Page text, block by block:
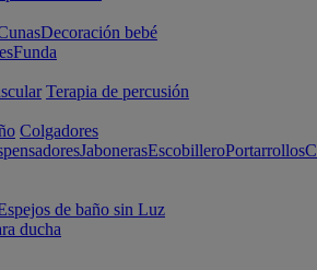
Decoración bebé
Funda
Terapia de percusión
Colgadores
JabonerasEscobilleroPortarrollos
de baño sin Luz
ducha